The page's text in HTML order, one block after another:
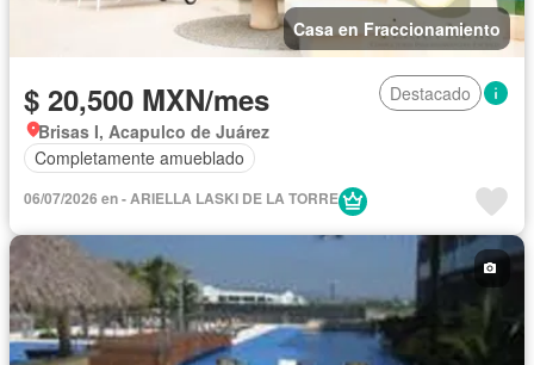
Casa en Fraccionamiento
$ 20,500 MXN/mes
Destacado
Brisas I, Acapulco de Juárez
Completamente amueblado
06/07/2026 en - ARIELLA LASKI DE LA TORRE